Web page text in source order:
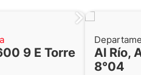
9 E Torre
Al Río,
8°04